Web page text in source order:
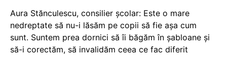
Aura Stănculescu, consilier școlar: Este o mare
nedreptate să nu-i lăsăm pe copii să fie așa cum
sunt. Suntem prea dornici să îi băgăm în șabloane și
să-i corectăm, să invalidăm ceea ce fac diferit